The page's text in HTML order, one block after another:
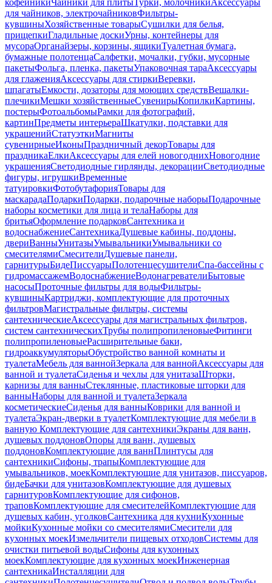
кофейникиЧайники для плитыТурки, молочникиАксессуары
для чайников, электрочайниковФильтры-
кувшиныХозяйственные товарыСушилки для белья,
прищепкиГладильные доскиУрны, контейнеры для
мусораОрганайзеры, корзины, ящикиТуалетная бумага,
бумажные полотенцаСалфетки, мочалки, губки, мусорные
пакетыФольга, пленка, пакетыУпаковочная тараАксессуары
для глаженияАксессуары для стиркиВеревки,
шпагатыЕмкости, дозаторы для моющих средствВешалки-
плечикиМешки хозяйственныеСувенирыКопилкиКартины,
постерыФотоальбомыРамки для фотографий,
картинПредметы интерьераШкатулки, подставки для
украшенийСтатуэткиМагниты
сувенирныеИконыПраздничный декорТовары для
праздникаЕлкиАксессуары для елей новогоднихНовогодние
украшенияСветодиодные гирлянды, декорацииСветодиодные
фигуры, игрушкиВременные
татуировкиФотобутафорияТовары для
маскарадаПодаркиПодарки, подарочные наборыПодарочные
наборы косметики для лица и телаНаборы для
бритьяОформление подарковСантехника и
водоснабжениеСантехникаДушевые кабины, поддоны,
двериВанныУнитазыУмывальникиУмывальники со
смесителямиСмесителиДушевые панели,
гарнитурыБидеПиссуарыПолотенцесушителиСпа-бассейны с
гидромассажемВодоснабжениеВодонагревателиБытовые
насосыПроточные фильтры для водыФильтры-
кувшиныКартриджи, комплектующие для проточных
фильтровМагистральные фильтры, системы
сантехническиеАксессуары для магистральных фильтров,
систем сантехническихТрубы полипропиленовыеФитинги
полипропиленовыеРасширительные баки,
гидроаккумуляторыОбустройство ванной комнаты и
туалетаМебель для ваннойЗеркала для ваннойАксессуары для
ванной и туалетаСиденья и чехлы для унитазаШторки,
карнизы для ванныСтеклянные, пластиковые шторки для
ванныНаборы для ванной и туалетаЗеркала
косметическиеСиденья для ванныКоврики для ванной и
туалетаЭкран-дверки в туалетКомплектующие для мебели в
ванную Комплектующие для сантехникиЭкраны для ванн,
душевых поддоновОпоры для ванн, душевых
поддоновКомплектующие для ваннПлинтусы для
сантехникиСифоны, трапыКомплектующие для
умывальников, моекКомплектующие для унитазов, писсуаров,
бидеБачки для унитазовКомплектующие для душевых
гарнитуровКомплектующие для сифонов,
траповКомплектующие для смесителейКомплектующие для
душевых кабин, уголковСантехника для кухниКухонные
мойкиКухонные мойки со смесителямиСмесители для
кухонных моекИзмельчители пищевых отходовСистемы для
очистки питьевой водыСифоны для кухонных
моекКомплектующие для кухонных моекИнженерная
сантехникаИнсталляции для